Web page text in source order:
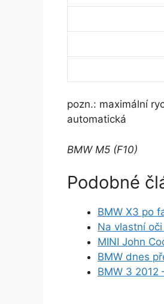
pozn.: maximální
automatická
BMW M5 (F10)
Podobné
BMW X3 po
Na vlastní
MINI John
BMW dnes
BMW 3 2012